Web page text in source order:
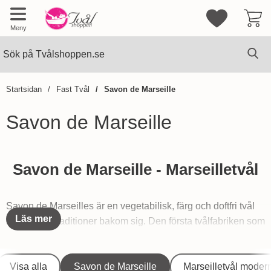
Meny
Mina
Startsidan Fast Tvål Savon de Marseille
Savon de Marseille
produkter
Läs mer
Savon de Marseille - Marseilletvål
Savon de Marseilles är en vegetabilisk, färg och doftfri tvål
med långa traditioner bakom sig. Den första tvålfabriken som
i Marseille 1370.
Underkategorier
Visa alla Savon de Marseille Marseilletvål